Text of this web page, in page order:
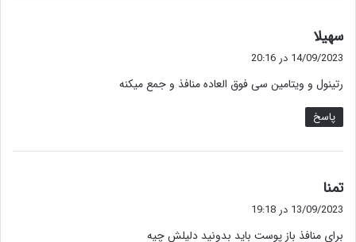
سهیلا
ف
:
14/09/2023 در 20:16
رتینول و ویتامین سی فوق العاده منافذ و جمع میکنه
پاسخ
تمنا
ف
13/09/2023 در 19:18
برای منافذ باز پوست باید بدونید دلیلش چیه